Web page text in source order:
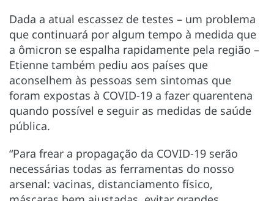
Dada a atual escassez de testes – um problema
que continuará por algum tempo à medida que
a ômicron se espalha rapidamente pela região –
Etienne também pediu aos países que
aconselhem às pessoas sem sintomas que
foram expostas à COVID-19 a fazer quarentena
quando possível e seguir as medidas de saúde
pública.
“Para frear a propagação da COVID-19 serão
necessárias todas as ferramentas do nosso
arsenal: vacinas, distanciamento físico,